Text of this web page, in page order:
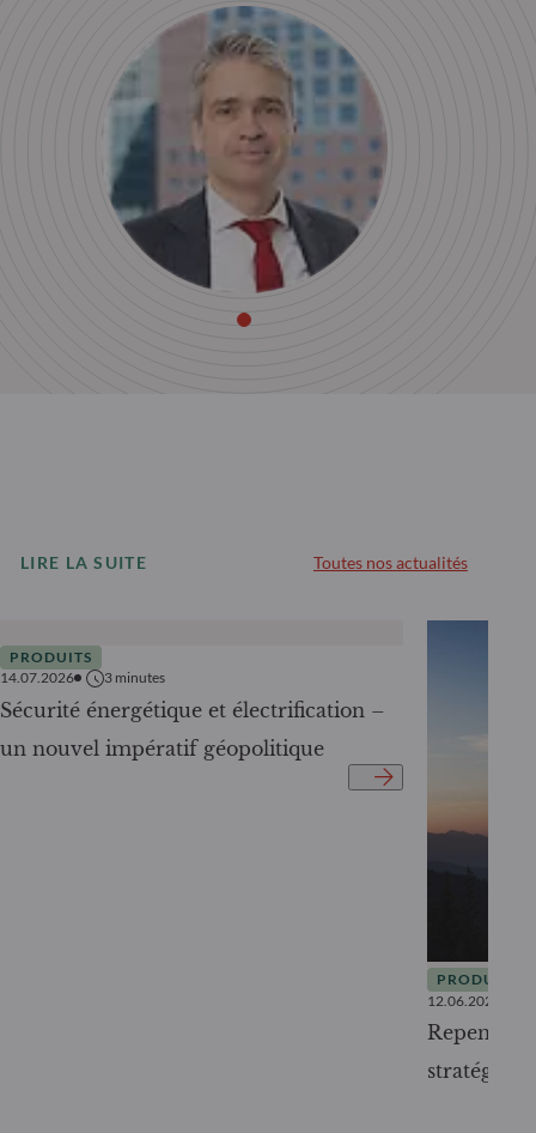
LIRE LA SUITE Toutes nos actualités
PRODUITS
14.07.2026
3 minutes
Sécurité énergétique et électrification –
un nouvel impératif géopolitique
PRODUITS
12.06.2026
Repenser
stratégie